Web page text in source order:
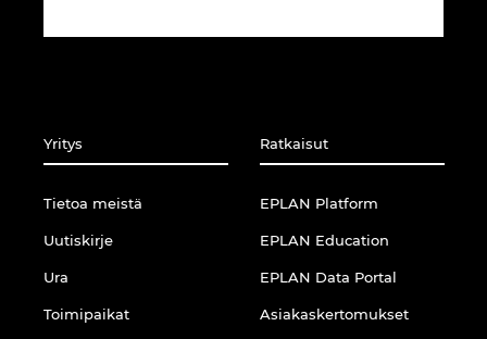
Yritys
Tietoa meistä
Uutiskirje
Ura
Toimipaikat
Ratkaisut
EPLAN Platform
EPLAN Education
EPLAN Data Portal
Asiakaskertomukset
Itävalta
Kanada
Kiina
Kolumbia